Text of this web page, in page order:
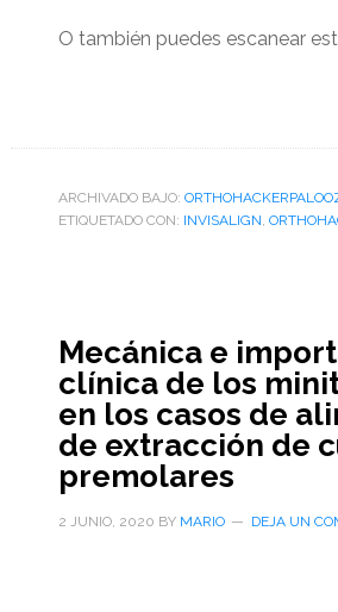
O también puedes escanear
ARCHIVADO BAJO:
ETIQUETADO CON: INVISALIGN
Mecánica e
clínica de los
en los casos de
de extracción de
premolares
2 JUNIO, 2020 BY MARIO DEJA UN